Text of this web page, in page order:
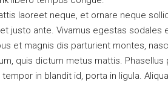
laoreet neque, et ornare neque
justo ante. Vivamus egestas sodales
et magnis dis parturient montes,
quis dictum metus mattis.
tempor in blandit id, porta in ligula.